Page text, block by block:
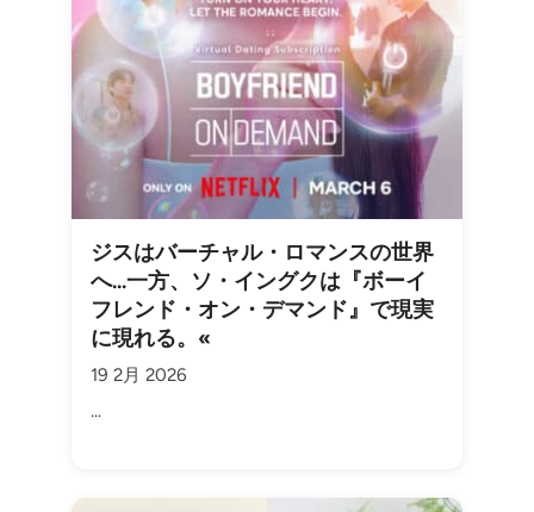
ジスはバーチャル・ロマンスの世界
へ...一方、ソ・イングクは『ボーイ
フレンド・オン・デマンド』で現実
に現れる。«
19 2月 2026
...